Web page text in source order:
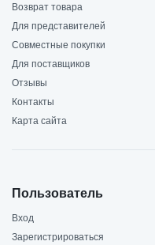
Возврат товара
Для представителей
Совместные покупки
Для поставщиков
Отзывы
Контакты
Карта сайта
Пользователь
Вход
Зарегистрироваться